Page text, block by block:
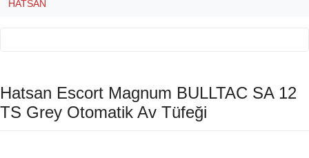
HATSAN
Hatsan Escort Magnum BULLTAC SA 12
TS Grey Otomatik Av Tüfeği